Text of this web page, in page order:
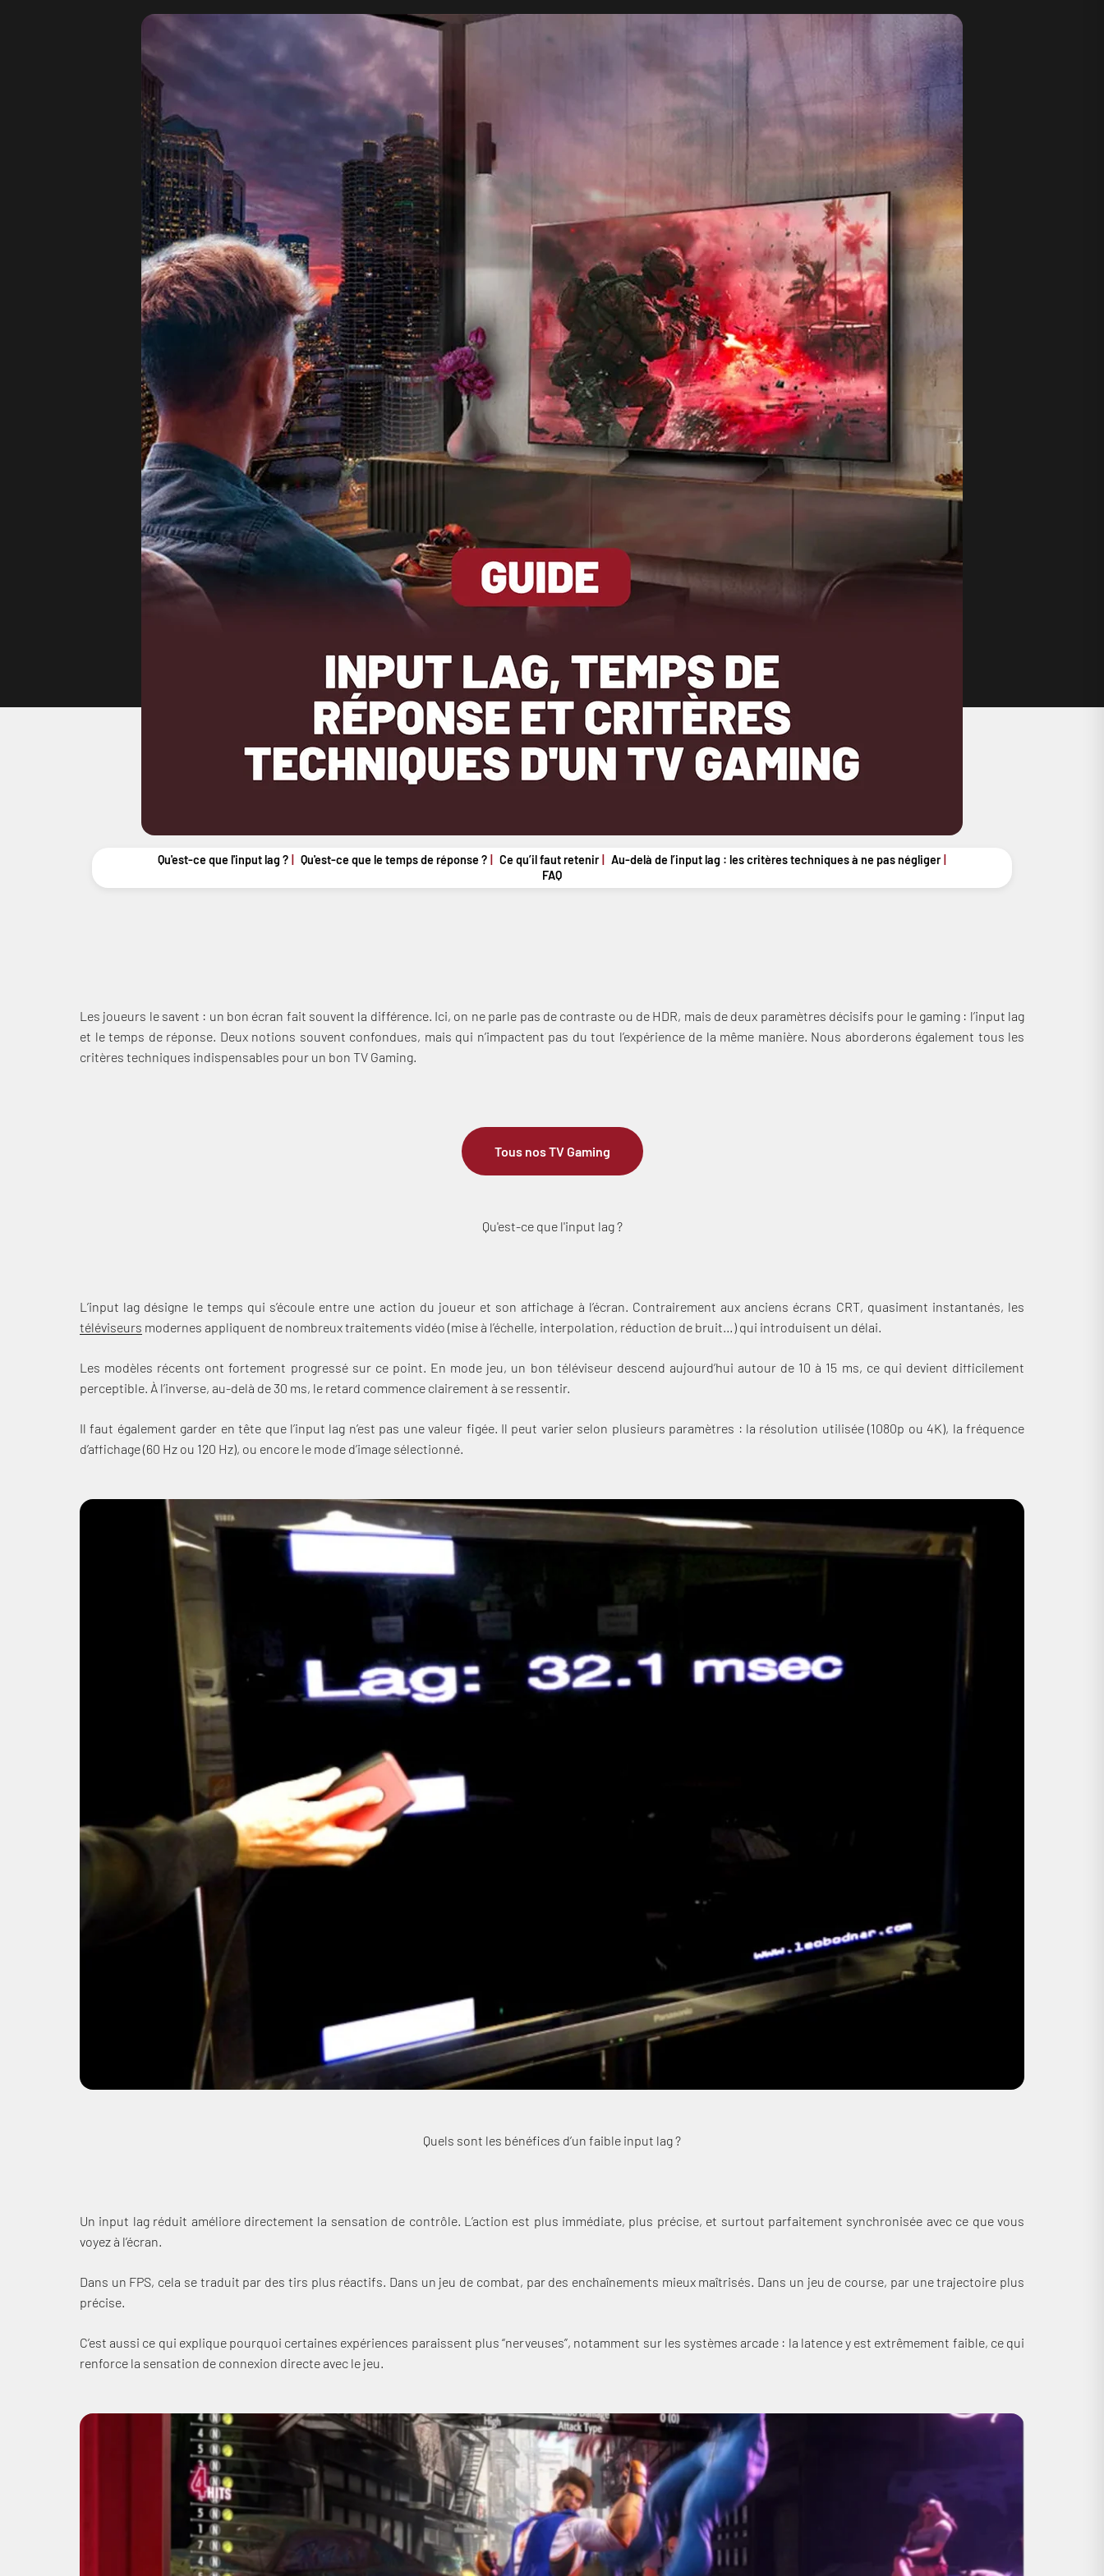
Qu'est-ce que l'input lag ? Qu'est-ce que le temps de réponse ? Ce qu’il faut retenir
Au-delà de l’input lag : les critères techniques à ne pas négliger
FAQ
Les joueurs le savent : un bon écran fait souvent la différence. Ici, on ne parle pas de contraste ou de HDR, mais de deux paramètres décisifs pour le gaming : l’input lag
et le temps de réponse. Deux notions souvent confondues, mais qui n’impactent pas du tout l’expérience de la même manière. Nous aborderons également tous les
critères techniques indispensables pour un bon TV Gaming.
Tous nos TV Gaming
Qu'est-ce que l'input lag ?
L’input lag désigne le temps qui s’écoule entre une action du joueur et son affichage à l’écran. Contrairement aux anciens écrans CRT, quasiment instantanés, les
téléviseurs modernes appliquent de nombreux traitements vidéo (mise à l’échelle, interpolation, réduction de bruit…) qui introduisent un délai.
Les modèles récents ont fortement progressé sur ce point. En mode jeu, un bon téléviseur descend aujourd’hui autour de 10 à 15 ms, ce qui devient difficilement
perceptible. À l’inverse, au-delà de 30 ms, le retard commence clairement à se ressentir.
Il faut également garder en tête que l’input lag n’est pas une valeur figée. Il peut varier selon plusieurs paramètres : la résolution utilisée (1080p ou 4K), la fréquence
d’affichage (60 Hz ou 120 Hz), ou encore le mode d’image sélectionné.
Quels sont les bénéfices d’un faible input lag ?
Un input lag réduit améliore directement la sensation de contrôle. L’action est plus immédiate, plus précise, et surtout parfaitement synchronisée avec ce que vous
voyez à l’écran.
Dans un FPS, cela se traduit par des tirs plus réactifs. Dans un jeu de combat, par des enchaînements mieux maîtrisés. Dans un jeu de course, par une trajectoire plus
précise.
C’est aussi ce qui explique pourquoi certaines expériences paraissent plus “nerveuses”, notamment sur les systèmes arcade : la latence y est extrêmement faible, ce qui
renforce la sensation de connexion directe avec le jeu.